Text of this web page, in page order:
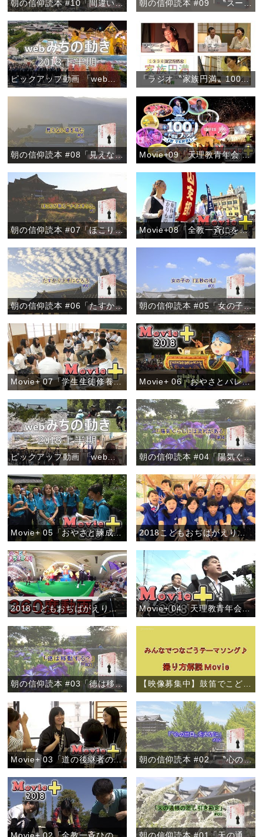
朝の信仰読本 #10「間違い電話を喜ぶ心」 朝の信仰読本 #09「〝スーちゃん〟から学んだおたすけの心」
ピックアップ動画 「webみちの動き 2018下半期」 「ラジオ〝家族円満〟1000回放送記念『朝、新たな出会いを』」
朝の信仰読本 #08「見えない徳を積む」 Movie+09「天理教青年会 100フェス！」
朝の信仰読本 #07「ほこりが散る〝ナイスキック〟」 Movie+08「全教一斉にをいがけデー2018」
朝の信仰読本 #06「たすかり上手になろう」 朝の信仰読本 #05「女の子の『五秒の礼』」
Movie+ 07「学生生徒修養会 高校の部」 Movie+ 06「おやさとパレード～きらびやかなフロート～」
ピックアップ動画 「webみちの動き 2018上半期」 朝の信仰読本 #04「陽気ぐらしには流れがある」
Movie+ 05「おやさと練成会」 2018こどもおぢばがえり事前企画「わかぎおぢばひのきしん－人のために尽くすよろこび－」
2018こどもおぢばがえり事前企画「VR体験で夏を先取り！」 Movie+ 04「天理教青年会 全世界一斉布教月間」
朝の信仰読本 #03「徳は移動する？」 【映像募集中】鼓笛でこどもおぢばがえりテーマソング♪
Movie+ 03「道の後継者の集い」西鎮分教会 朝の信仰読本 #02「〝心の出口〟を大切に」